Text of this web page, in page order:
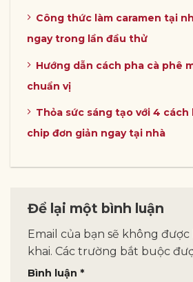
Công thức làm caramen tại
ngay trong lần đầu thử
Hướng dẫn cách pha cà phê
chuẩn vị
Thỏa sức sáng tạo với 4 cách
chip đơn giản ngay tại nhà
Để lại một bình luận
Email của bạn sẽ không
khai. Các trường bắt buộc
Bình luận *